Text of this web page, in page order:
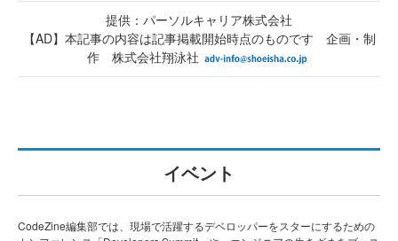
提供：パーソルキャリア株式会社
【AD】本記事の内容は記事掲載開始時点のものです 企画・制
作 株式会社翔泳社
イベント
CodeZine編集部では、現場で活躍するデベロッパーをスターにするための